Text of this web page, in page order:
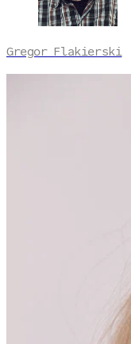
Gregor Flakierski